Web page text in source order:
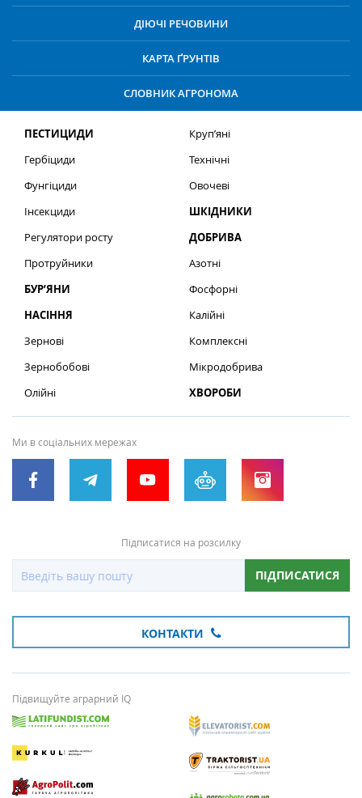
ДІЮЧІ РЕЧОВИНИ
КАРТА ҐРУНТІВ
СЛОВНИК АГРОНОМА
ПЕСТИЦИДИ
Гербіциди
Фунгіциди
Інсекциди
Регулятори росту
Протруйники
БУР’ЯНИ
НАСІННЯ
Зернові
Зернобобові
Олійні
Круп’яні
Технічні
Овочеві
ШКІДНИКИ
ДОБРИВА
Азотні
Фосфорні
Калійні
Комплексні
Мікродобрива
ХВОРОБИ
Ми в соціальних мережах
Підписатися на розсилку
ПІДПИСАТИСЯ
КОНТАКТИ
Підвищуйте аграрний IQ